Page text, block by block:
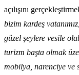
açılışını
bizim kardeş
güzel şeylere vesile
turizm başta olmak
mobilya, narenciye ve